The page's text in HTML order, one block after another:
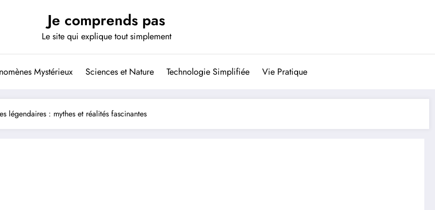
Je comprends pas
Le site qui explique tout simplement
Mystérieux Sciences et Nature Technologie Simplifiée Vie Pratique
légendaires : mythes et réalités fascinantes